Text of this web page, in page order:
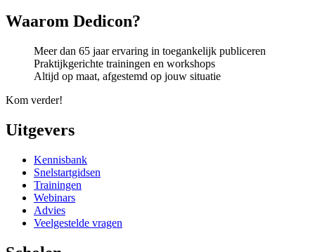
Waarom Dedicon?
Meer dan 65 jaar ervaring in toegankelijk publiceren
Praktijkgerichte trainingen en workshops
Altijd op maat, afgestemd op jouw situatie
Kom verder!
Uitgevers
Kennisbank
Snelstartgidsen
Trainingen
Webinars
Advies
Veelgestelde vragen